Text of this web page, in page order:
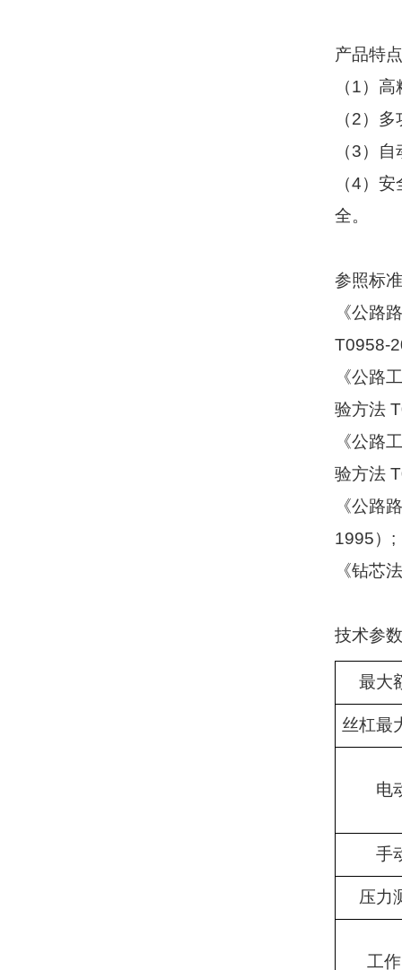
产品特
（1）高
（2）多
（3）自
（4）安
全。
参照标
《公路
T0958-
《公路
验方法
《公路
验方法
《公路
1995） ;
《钻芯
技术参
最大
丝杠最
电
手
压力
工